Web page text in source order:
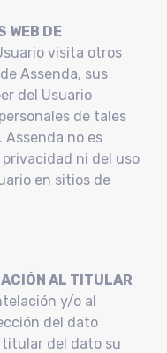
DE
visita otros
Assenda, sus
del Usuario
de tales
no es
ni del uso
en sitios de
AL TITULAR
y/o al
del dato
titular del dato su